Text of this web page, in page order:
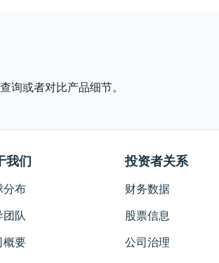
询或者对比产品细节。
我们
分布
团队
概要
投资者关系
财务数据
股票信息
公司治理